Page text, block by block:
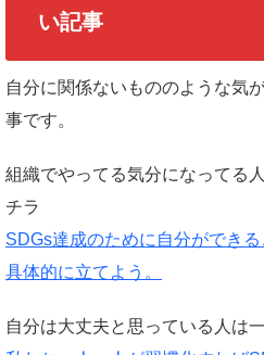
い記事
自分に関係ないもののような気
事です。
組織でやってる気分になってる
チラ
SDGs達成のために自分ができ
具体的に立てよう。
自分は大丈夫と思っている人は